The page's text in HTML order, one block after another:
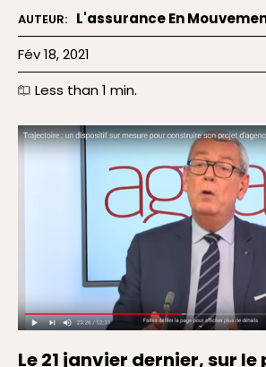
AUTEUR: L'assurance En
Fév 18, 2021
Less than 1 min.
Le 21 janvier dernier, sur